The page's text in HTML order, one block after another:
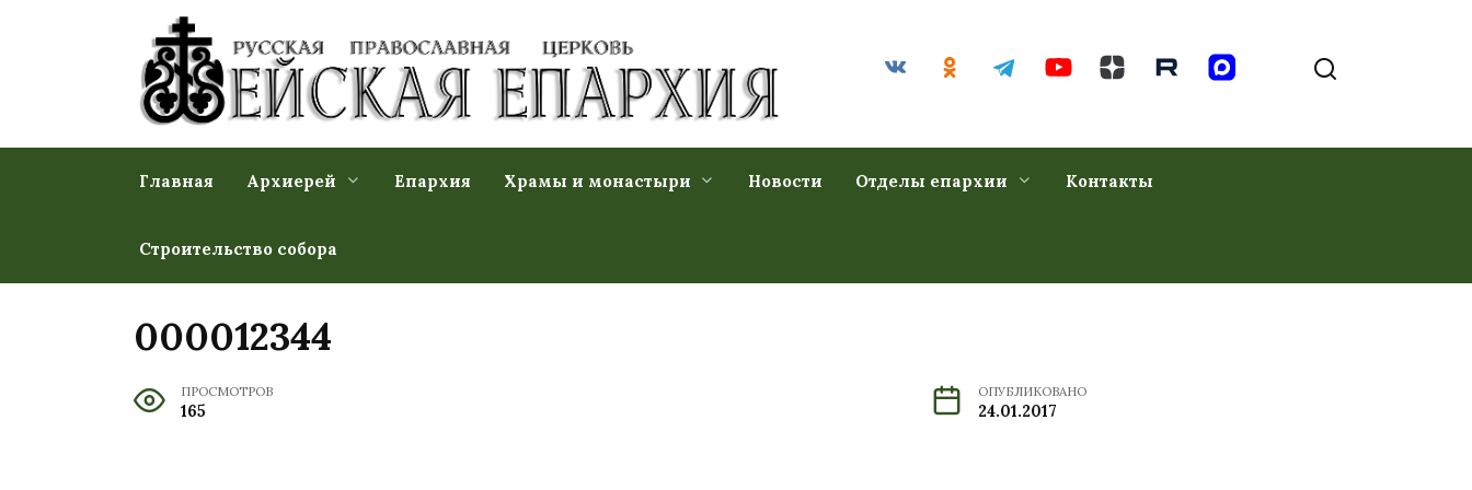
Главная Архиерей Епархия Храмы и монастыри Новости Отделы епархии Контакты
Строительство собора
000012344
ПРОСМОТРОВ
165
ОПУБЛИКОВАНО
24.01.2017